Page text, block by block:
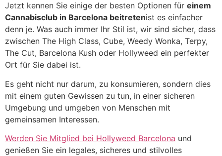
Jetzt kennen Sie einige der besten Optionen für einem
Cannabisclub in Barcelona beitretenist es einfacher
denn je. Was auch immer Ihr Stil ist, wir sind sicher, dass
zwischen The High Class, Cube, Weedy Wonka, Terpy,
The Cut, Barcelona Kush oder Hollyweed ein perfekter
Ort für Sie dabei ist.
Es geht nicht nur darum, zu konsumieren, sondern dies
mit einem guten Gewissen zu tun, in einer sicheren
Umgebung und umgeben von Menschen mit
gemeinsamen Interessen.
Werden Sie Mitglied bei Hollyweed Barcelona und
genießen Sie ein legales, sicheres und stilvolles